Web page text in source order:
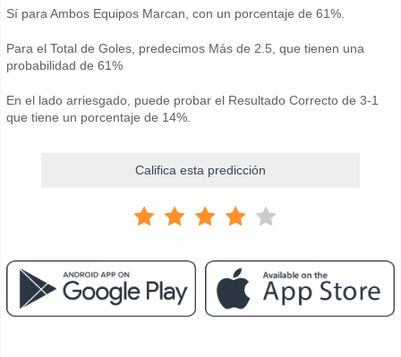
Sí para Ambos Equipos Marcan, con un porcentaje de 61%.
Para el Total de Goles, predecimos Más de 2.5, que tienen una
probabilidad de 61%
En el lado arriesgado, puede probar el Resultado Correcto de 3-1
que tiene un porcentaje de 14%.
Califica esta predicción